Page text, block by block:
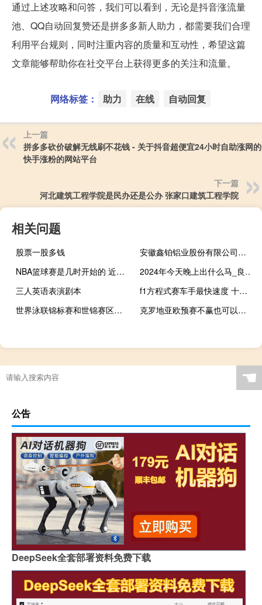
通过上述攻略和问答，我们可以看到，无论是抖音涨流量
池、QQ自动回复赞还是拼多多新人助力，都需要我们合理
利用平台规则，同时注重内容的质量和互动性，希望这篇
文章能够帮助你在社交平台上获得更多的关注和流量。
网络标签： 助力 在线 自动回复
上一篇
拼多多砍价破解无线刷不花钱 - 关于抖音超便宜24小时自助涨网
快手涨粉的网站平台
下一篇
河北建筑工程学院是民办还是公办 张家口建筑工程学院
相关问题
股票一股多钱
安徽鑫铂铝业股份有限公司怎么样 安徽天康集团股份有限公司
NBA篮球赛是几时开始的 近期篮球赛时间安排
2024年今天晚上出什么马_良心企业，值得支持_V27.21.56
三人英语表演剧本
f1方程式赛车手最快速度 十大最快的f1赛车
世界泳联锦标赛和世锦赛区别 世锦赛包括哪些项目
克罗地亚欧预赛不赢也可以晋级欧洲杯嘛 匈牙利克罗地亚欧预赛
☚
公告
DeepSeek全套部署资料免费下载